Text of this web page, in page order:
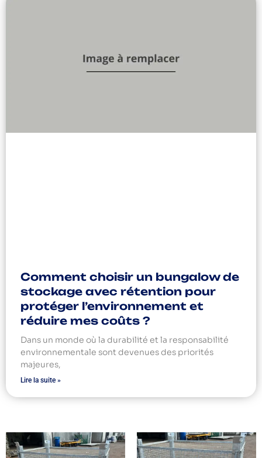
Comment choisir un bungalow de
stockage avec rétention pour
protéger l’environnement et
réduire mes coûts ?
Dans un monde où la durabilité et la responsabilité
environnementale sont devenues des priorités
majeures,
Lire la suite »